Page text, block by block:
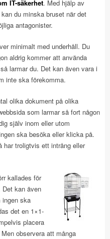
IT-säkerhet. Med hjälp av
du minska bruset när det
antagonister.
minimalt med underhåll. Du
aldrig kommer att använda
larmar du. Det kan även vara i
inte ska förekomma.
olika dokument på olika
som larmar så fort någon
själv inom eller utom
ska besöka eller klicka på.
har troligtvis ett intrång eller
kallades för
Det kan även
ingen ska
det en 1×1-
placera
observera att många